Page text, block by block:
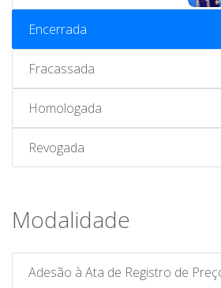
Encerrada
Fracassada
Homologada
Revogada
Modalidade
Adesão à Ata de Registro de